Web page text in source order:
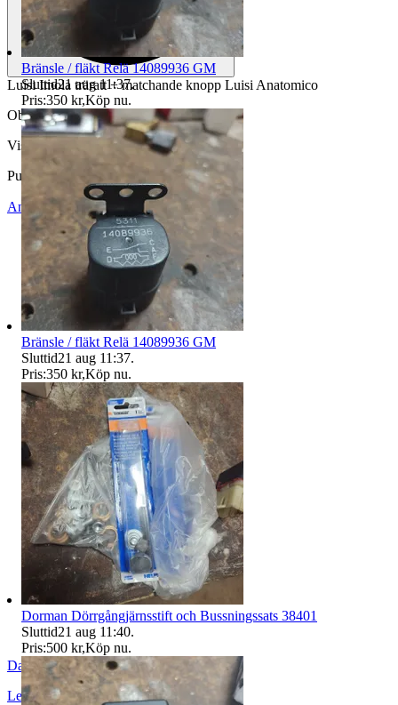
Luisi Imola träratt + matchande knopp Luisi Anatomico
Objektnr 733 730 694
Visningar
Publicerad
Anmäl Sälj liknande
Dannem76a
Lerum ,Sverige
Bränsle / fläkt Relä 14089936 GM
Sluttid21 aug 11:37.
Pris:350 kr,Köp nu.
Bränsle / fläkt Relä 14089936 GM
Sluttid21 aug 11:37.
Pris:350 kr,Köp nu.
Dorman Dörrgångjärnsstift och Bussningssats 38401
Sluttid21 aug 11:40.
Pris:500 kr,Köp nu.